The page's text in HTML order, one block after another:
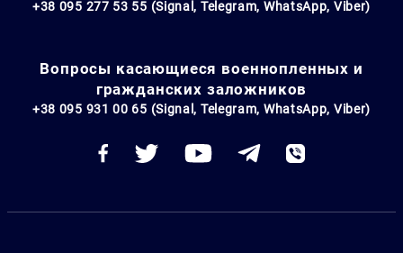
+38 095 277 53 55 (Signal, Telegram, WhatsApp, Viber)
Вопросы касающиеся военнопленных и
гражданских заложников
+38 095 931 00 65 (Signal, Telegram, WhatsApp, Viber)